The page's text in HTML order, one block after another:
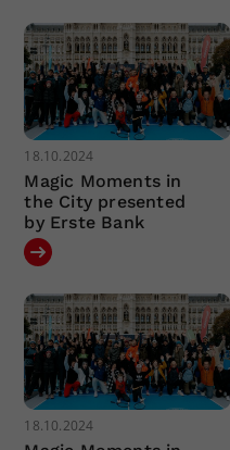
18.10.2024
Magic Moments in
the City presented
by Erste Bank
18.10.2024